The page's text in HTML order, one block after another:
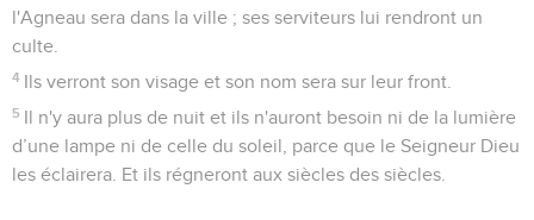
l'Agneau sera dans la ville ; ses serviteurs lui rendront un
culte.
4 Ils verront son visage et son nom sera sur leur front.
5 Il n'y aura plus de nuit et ils n'auront besoin ni de la lumière
d’une lampe ni de celle du soleil, parce que le Seigneur Dieu
les éclairera. Et ils régneront aux siècles des siècles.